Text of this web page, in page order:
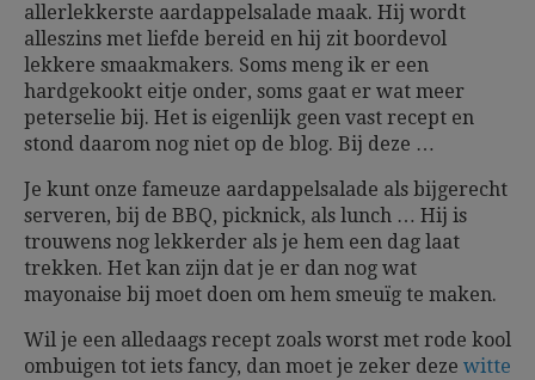
allerlekkerste aardappelsalade maak. Hij wordt
alleszins met liefde bereid en hij zit boordevol
lekkere smaakmakers. Soms meng ik er een
hardgekookt eitje onder, soms gaat er wat meer
peterselie bij. Het is eigenlijk geen vast recept en
stond daarom nog niet op de blog. Bij deze …
Je kunt onze fameuze aardappelsalade als bijgerecht
serveren, bij de BBQ, picknick, als lunch … Hij is
trouwens nog lekkerder als je hem een dag laat
trekken. Het kan zijn dat je er dan nog wat
mayonaise bij moet doen om hem smeuïg te maken.
Wil je een alledaags recept zoals worst met rode kool
ombuigen tot iets fancy, dan moet je zeker deze witte